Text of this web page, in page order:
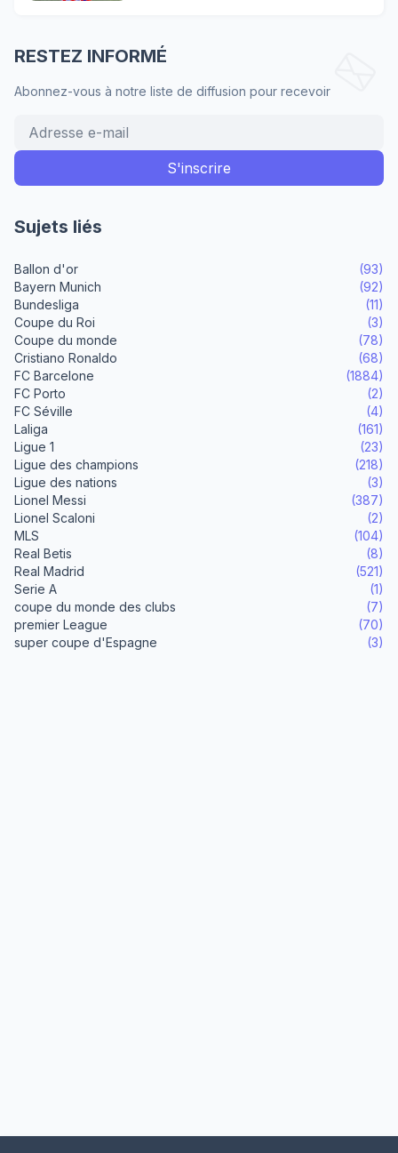
RESTEZ INFORMÉ
Abonnez-vous à notre liste de diffusion pour recevoir
Sujets liés
Ballon d'or
(93)
Bayern Munich
(92)
Bundesliga
(11)
Coupe du Roi
(3)
Coupe du monde
(78)
Cristiano Ronaldo
(68)
FC Barcelone
(1884)
FC Porto
(2)
FC Séville
(4)
Laliga
(161)
Ligue 1
(23)
Ligue des champions
(218)
Ligue des nations
(3)
Lionel Messi
(387)
Lionel Scaloni
(2)
MLS
(104)
Real Betis
(8)
Real Madrid
(521)
Serie A
(1)
coupe du monde des clubs
(7)
premier League
(70)
super coupe d'Espagne
(3)